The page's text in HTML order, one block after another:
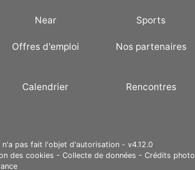
Near Sports
Offres d'emploi Nos partenaires
Calendrier Rencontres
pas fait l'objet d'autorisation - v4.12.0
des cookies - Collecte de données - Crédits photo